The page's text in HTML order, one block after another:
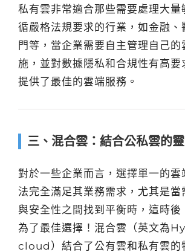
私有雲非常適合那些需要處理大量
循嚴格法規要求的行業，如金融、
門等，當企業需要自主管理自己的
施，並對數據隱私和合規性有高要
提供了最佳的雲端服務。
三、混合雲：結合公私雲的
對於一些企業而言，選擇單一的雲
法完全滿足其業務需求，尤其是當
與安全性之間找到平衡時，這時後
為了最佳選擇！混合雲（英文為
cloud）結合了公有雲和私有雲的